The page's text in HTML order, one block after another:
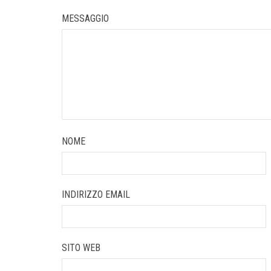
MESSAGGIO
NOME
INDIRIZZO EMAIL
SITO WEB